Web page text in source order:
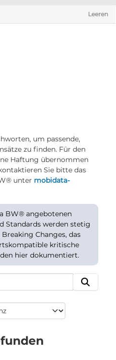
Leeren
um passende,
zu finden. Für den
Haftung übernommen
Sie bitte das
unter mobidata-
BW® angebotenen
Standards werden stetig
Changes, das
kritische
hier dokumentiert.